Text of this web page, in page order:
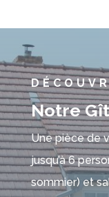
Notre
Une pièce de
jusqu’à 6
sommier) et